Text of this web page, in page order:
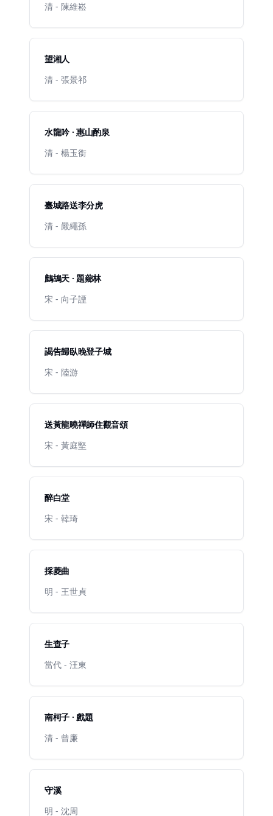
清 - 陳維崧
望湘人
清 - 張景祁
水龍吟 · 惠山酌泉
清 - 楊玉銜
臺城路送李分虎
清 - 嚴繩孫
鷓鴣天 · 題薌林
宋 - 向子諲
謁告歸臥晚登子城
宋 - 陸游
送黃龍曉禪師住觀音頌
宋 - 黃庭堅
醉白堂
宋 - 韓琦
採菱曲
明 - 王世貞
生查子
當代 - 汪東
南柯子 · 戲題
清 - 曾廉
守溪
明 - 沈周